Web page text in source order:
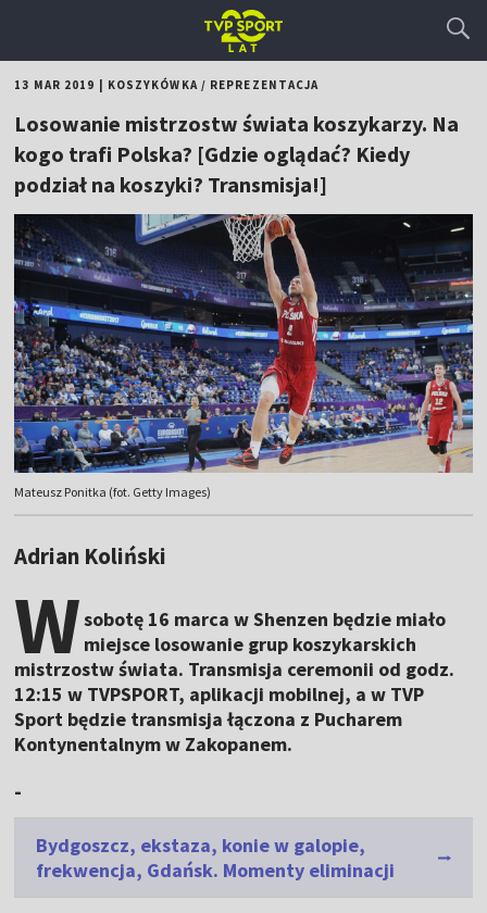
13 MAR 2019 KOSZYKÓWKA/ REPREZENTACJA
Losowanie mistrzostw świata koszykarzy. Na
kogo trafi Polska? [Gdzie oglądać? Kiedy
podział na koszyki? Transmisja!]
Mateusz Ponitka (fot. Getty Images)
Adrian Koliński
Wsobotę 16 marca w Shenzen będzie miało
miejsce losowanie grup koszykarskich
mistrzostw świata. Transmisja ceremonii od godz.
12:15 w TVPSPORT, aplikacji mobilnej, a w TVP
Sport będzie transmisja łączona z Pucharem
Kontynentalnym w Zakopanem.
-
Bydgoszcz, ekstaza, konie w galopie,
frekwencja, Gdańsk. Momenty eliminacji